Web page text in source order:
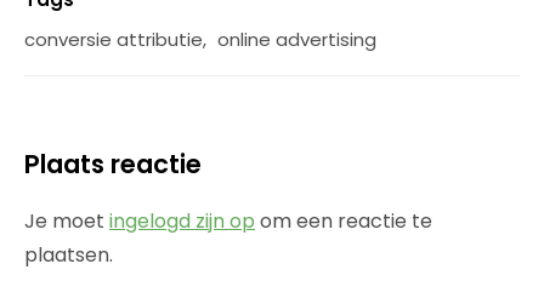
conversie attributie, online advertising
Plaats reactie
Je moet ingelogd zijn op om een reactie te
plaatsen.